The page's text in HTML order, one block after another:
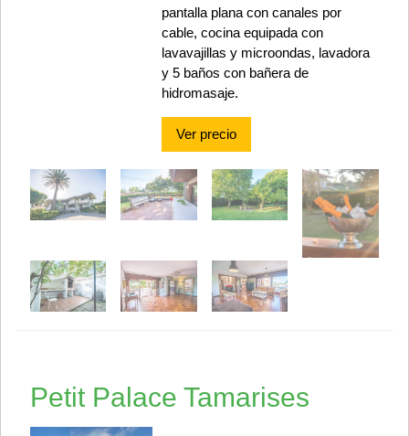
pantalla plana con canales por
cable, cocina equipada con
lavavajillas y microondas, lavadora
y 5 baños con bañera de
hidromasaje.
Ver precio
Petit Palace Tamarises